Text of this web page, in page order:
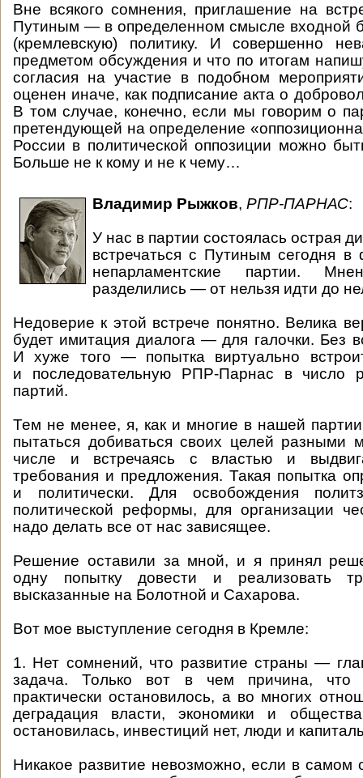
Вне всякого сомнения, приглашение на
Путиным — в определенном смысле входной
(кремлевскую) политику. И совершенно
предметом обсуждения и что по итогам
согласия на участие в подобном
оценен иначе, как подписание акта о
В том случае, конечно, если мы говорим о
претендующей на определение
России в политической оппозиции можно
Больше не к кому и не к чему…
Владимир Рыжков, РПР-ПАРНАС:
У нас в партии состоялась острая
встречаться с Путиным сегодня
непарламентские партии.
разделились — от нельзя идти до
Недоверие к этой встрече понятно. Велика
будет имитация диалога — для галочки. Без
И хуже того — попытка виртуально
и последовательную РПР-Парнас в число
партий.
Тем не менее, я, как и многие в нашей
пытаться добиваться своих целей
числе и встречаясь с властью и
требования и предложения. Такая попытка
и политически. Для освобождения
политической реформы, для организации
надо делать все от нас зависящее.
Решение оставили за мной, и я принял
одну попытку довести и реализовать
высказанные на Болотной и Сахарова.
Вот мое выступление сегодня в Кремле:
1. Нет сомнений, что развитие страны —
задача. Только вот в чем причина, что
практически остановилось, а во многих
деградация власти, экономики и
остановилась, инвестиций нет, люди и
Никакое развитие невозможно, если в самом